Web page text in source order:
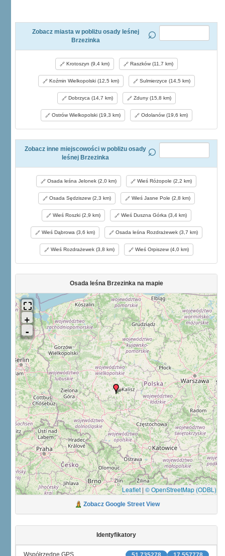
Zobacz miasta w pobliżu osady leśnej
Brzezinka
Krotoszyn (9,4 km) Raszków (11,7 km)
Koźmin Wielkopolski (12,5 km) Sulmierzyce (14,5 km)
Dobrzyca (14,7 km) Zduny (15,8 km)
Ostrów Wielkopolski (19,3 km) Odolanów (19,6 km)
Zobacz inne miejscowości w pobliżu osady
leśnej Brzezinka
Osada leśna Jelonek (2,0 km) Wieś Różopole (2,2 km)
Osada Sędziszew (2,3 km) Wieś Jasne Pole (2,8 km)
Wieś Roszki (2,9 km) Wieś Duszna Górka (3,4 km)
Wieś Dąbrowa (3,6 km) Osada leśna Rozdrażewek (3,7 km)
Wieś Rozdrażewek (3,8 km) Wieś Orpiszew (4,0 km)
Osada leśna Brzezinka na mapie
Leaflet | © OpenStreetMap (ODBL)
Zobacz Google Street View
Identyfikatory
Współrzędne GPS